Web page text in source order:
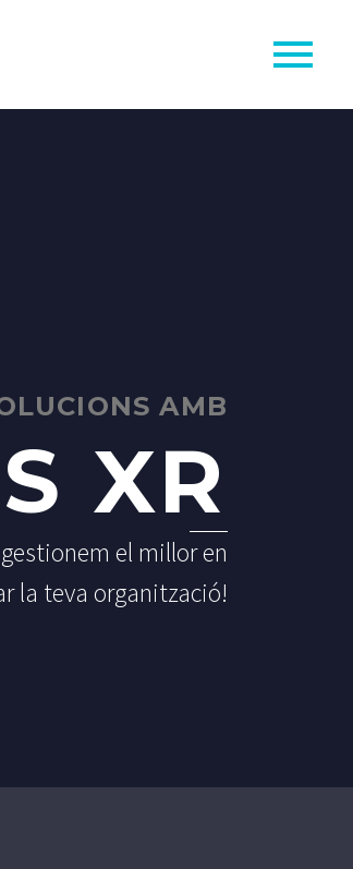
AMB
XR
el millor en
la teva organització!